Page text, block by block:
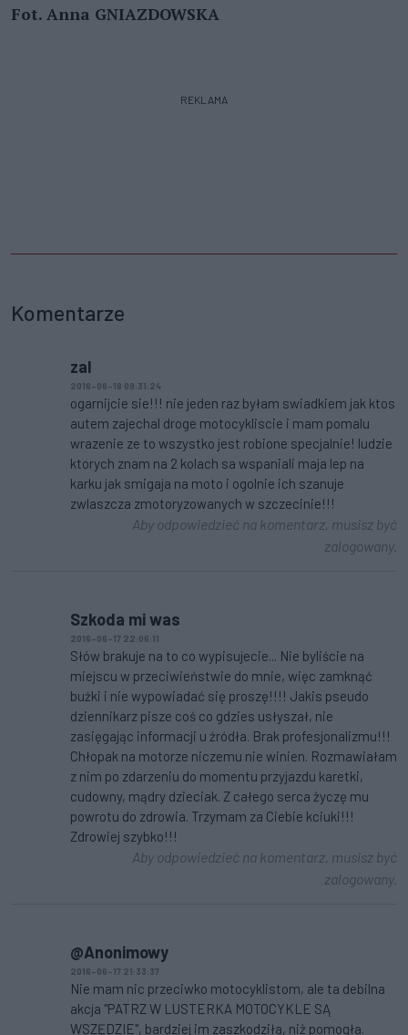
Fot. Anna GNIAZDOWSKA
REKLAMA
Komentarze
zal
2016-06-18 09:31:24
ogarnijcie sie!!! nie jeden raz byłam swiadkiem jak ktos
autem zajechal droge motocykliscie i mam pomalu
wrazenie ze to wszystko jest robione specjalnie! ludzie
ktorych znam na 2 kolach sa wspaniali maja lep na
karku jak smigaja na moto i ogolnie ich szanuje
zwlaszcza zmotoryzowanych w szczecinie!!!
Aby odpowiedzieć na komentarz, musisz być
zalogowany.
Szkoda mi was
2016-06-17 22:06:11
Słów brakuje na to co wypisujecie... Nie byliście na
miejscu w przeciwieństwie do mnie, więc zamknąć
buźki i nie wypowiadać się proszę!!!! Jakis pseudo
dziennikarz pisze coś co gdzies usłyszał, nie
zasięgając informacji u źródła. Brak profesjonalizmu!!!
Chłopak na motorze niczemu nie winien. Rozmawiałam
z nim po zdarzeniu do momentu przyjazdu karetki,
cudowny, mądry dzieciak. Z całego serca życzę mu
powrotu do zdrowia. Trzymam za Ciebie kciuki!!!
Zdrowiej szybko!!!
Aby odpowiedzieć na komentarz, musisz być
zalogowany.
@Anonimowy
2016-06-17 21:33:37
Nie mam nic przeciwko motocyklistom, ale ta debilna
akcja "PATRZ W LUSTERKA MOTOCYKLE SĄ
WSZĘDZIE", bardziej im zaszkodziła, niż pomogła.